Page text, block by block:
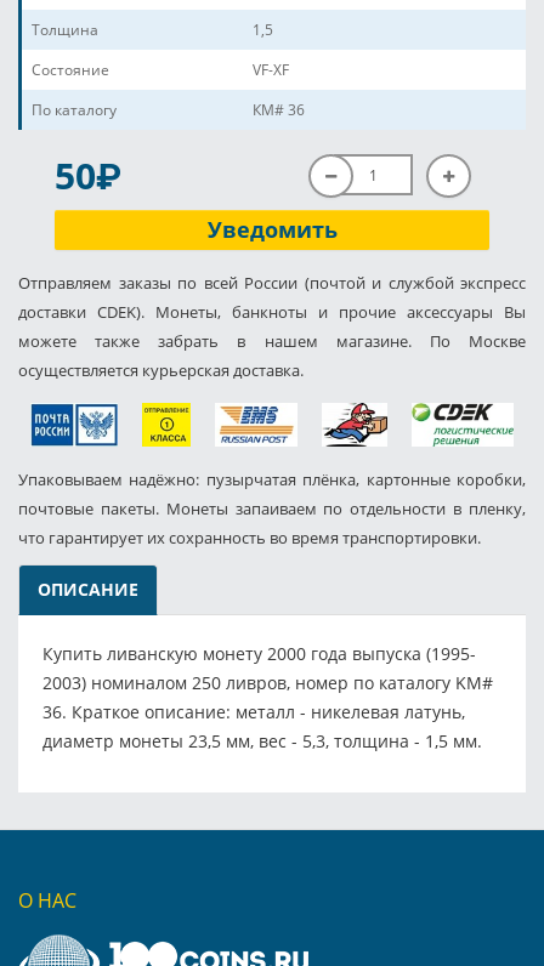
Толщина
1,5
Состояние
VF-XF
По каталогу
КМ# 36
50P
Уведомить
Отправляем заказы по всей России (почтой и службой экспресс
доставки CDEK). Монеты, банкноты и прочие аксессуары Вы
можете также забрать в нашем магазине. По Москве
осуществляется курьерская доставка.
Упаковываем надёжно: пузырчатая плёнка, картонные коробки,
почтовые пакеты. Монеты запаиваем по отдельности в пленку,
что гарантирует их сохранность во время транспортировки.
ОПИСАНИЕ
Купить ливанскую монету 2000 года выпуска (1995-
2003) номиналом 250 ливров, номер по каталогу KM#
36. Краткое описание: металл - никелевая латунь,
диаметр монеты 23,5 мм, вес - 5,3, толщина - 1,5 мм.
О НАС